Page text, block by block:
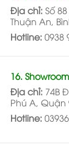
Địa chỉ: Số
Thuận An,
Hotline: 0938
16.
Địa chỉ: 74B
Phú A, Quận
Hotline: